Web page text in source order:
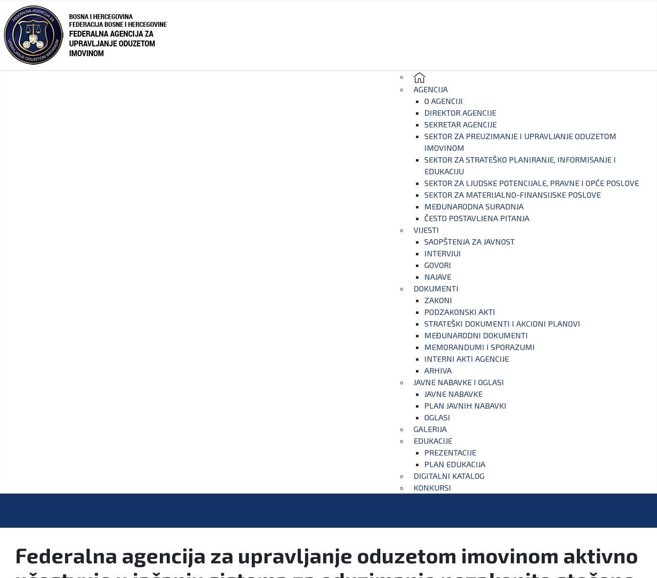
AGENCIJA
O AGENCIJI
DIREKTOR AGENCIJE
SEKRETAR AGENCIJE
SEKTOR ZA PREUZIMANJE I UPRAVLJANJE ODUZETOM
IMOVINOM
SEKTOR ZA STRATEŠKO PLANIRANJE, INFORMISANJE I
EDUKACIJU
SEKTOR ZA LJUDSKE POTENCIJALE, PRAVNE I OPĆE POSLOVE
SEKTOR ZA MATERIJALNO-FINANSIJSKE POSLOVE
MEĐUNARODNA SURADNJA
ČESTO POSTAVLJENA PITANJA
VIJESTI
SAOPŠTENJA ZA JAVNOST
INTERVJUI
GOVORI
NAJAVE
DOKUMENTI
ZAKONI
PODZAKONSKI AKTI
STRATEŠKI DOKUMENTI I AKCIONI PLANOVI
MEĐUNARODNI DOKUMENTI
MEMORANDUMI I SPORAZUMI
INTERNI AKTI AGENCIJE
ARHIVA
JAVNE NABAVKE I OGLASI
JAVNE NABAVKE
PLAN JAVNIH NABAVKI
OGLASI
GALERIJA
EDUKACIJE
PREZENTACIJE
PLAN EDUKACIJA
DIGITALNI KATALOG
KONKURSI
Federalna agencija za upravljanje oduzetom imovinom aktivno